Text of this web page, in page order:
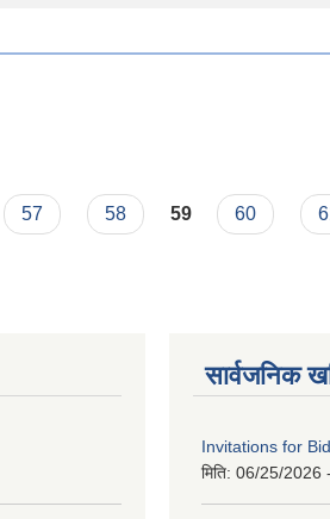
57 58 59 60
सार्वजनिक
Invitations for
मिति: 06/25/2026